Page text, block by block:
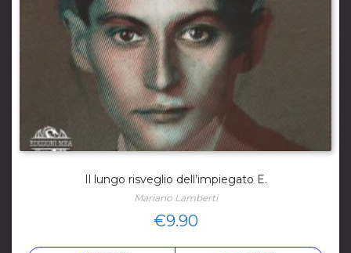
Il lungo risveglio dell’impiegato E.
Mariano Lamberti
€9.90